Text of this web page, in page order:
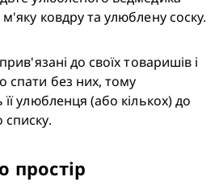
ковдру та улюблену соску.
до своїх товаришів і
без них, тому
улюбленця (або кількох) до
простір